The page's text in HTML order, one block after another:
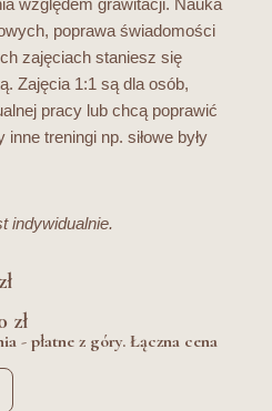
poprawa świadomości
zajęciach staniesz się
Zajęcia 1:1 są dla osób,
pracy lub chcą poprawić
treningi np. siłowe były
indywidualnie.
zł
- płatne z góry. Łączna cena